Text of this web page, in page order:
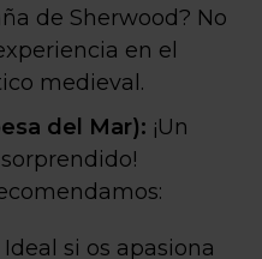
de Sherwood? No
en el
medieval.
del Mar): ¡Un
Ideal si os apasiona